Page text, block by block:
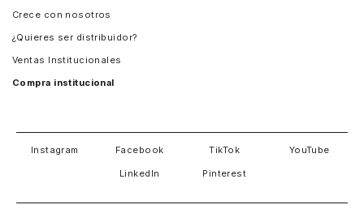
Crece con nosotros
¿Quieres ser distribuidor?
Ventas Institucionales
Compra institucional
Instagram Facebook TikTok YouTube
LinkedIn Pinterest